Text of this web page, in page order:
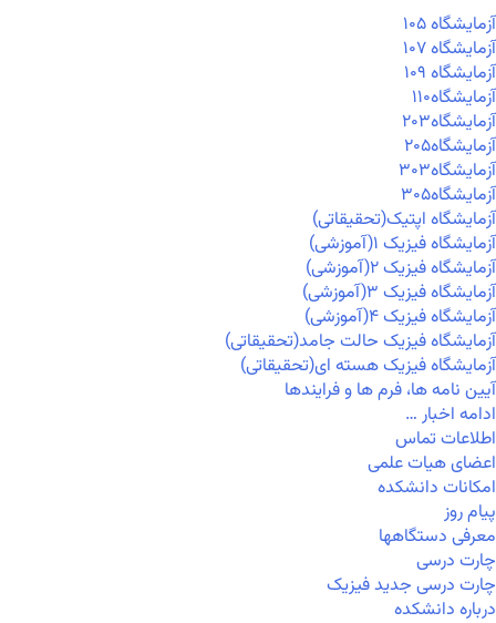
آزمايشگاه ۱۰۵
آزمايشگاه ۱۰۷
آزمايشگاه ۱۰۹
آزمايشگاه۱۱۰
آزمايشگاه۲۰۳
آزمايشگاه۲۰۵
آزمايشگاه۳۰۳
آزمايشگاه۳۰۵
آزمایشگاه اپتیک(تحقیقاتی)
آزمایشگاه فیزیک ۱(آموزشی)
آزمایشگاه فیزیک ۲(آموزشی)
آزمایشگاه فیزیک ۳(آموزشی)
آزمایشگاه فیزیک ۴(آموزشی)
آزمایشگاه فیزیک حالت جامد(تحقیقاتی)
آزمایشگاه فیزیک هسته ای(تحقیقاتی)
آیین نامه ها، فرم ها و فرایندها
ادامه اخبار …
اطلاعات تماس
اعضای هیات علمی
امکانات دانشکده
پیام روز
معرفی دستگاهها
چارت درسی
چارت درسی جدید فیزیک
درباره دانشکده